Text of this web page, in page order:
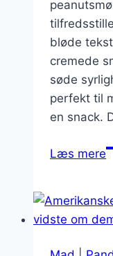
bløde
cremede
søde
perfekt til
en snack.
Læs mere